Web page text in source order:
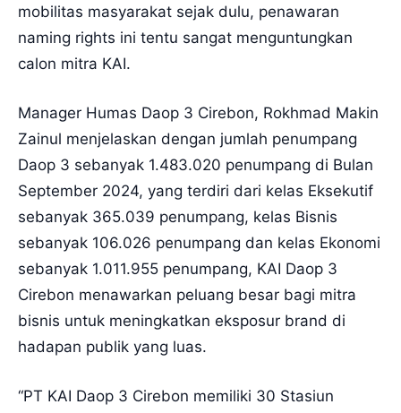
mobilitas masyarakat sejak dulu, penawaran
naming rights ini tentu sangat menguntungkan
calon mitra KAI.
Manager Humas Daop 3 Cirebon, Rokhmad Makin
Zainul menjelaskan dengan jumlah penumpang
Daop 3 sebanyak 1.483.020 penumpang di Bulan
September 2024, yang terdiri dari kelas Eksekutif
sebanyak 365.039 penumpang, kelas Bisnis
sebanyak 106.026 penumpang dan kelas Ekonomi
sebanyak 1.011.955 penumpang, KAI Daop 3
Cirebon menawarkan peluang besar bagi mitra
bisnis untuk meningkatkan eksposur brand di
hadapan publik yang luas.
“PT KAI Daop 3 Cirebon memiliki 30 Stasiun